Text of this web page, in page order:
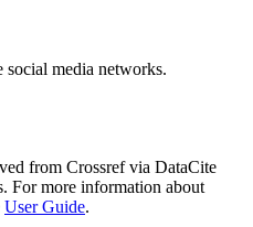
social media networks.
from Crossref via DataCite
For more information about
User Guide.